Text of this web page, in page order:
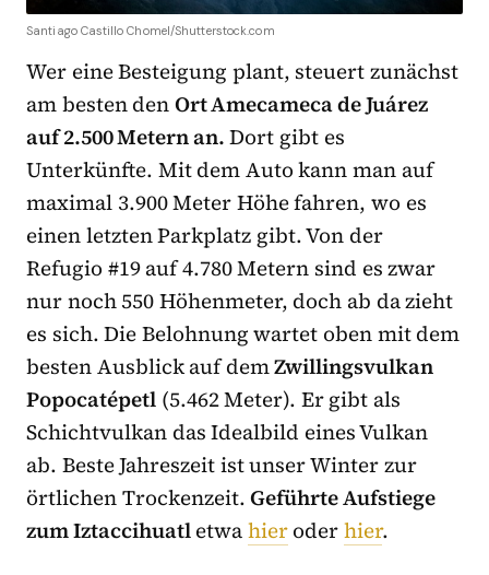
Santiago Castillo Chomel/Shutterstock.com
Wer eine Besteigung plant, steuert zunächst
am besten denOrt Amecameca de Juárez
auf 2.500 Metern an.Dort gibt es
Unterkünfte. Mit dem Auto kann man auf
maximal 3.900 Meter Höhe fahren, wo es
einen letzten Parkplatz gibt. Von der
Refugio #19 auf 4.780 Metern sind es zwar
nur noch 550 Höhenmeter, doch ab da zieht
es sich. Die Belohnung wartet oben mit dem
besten Ausblick auf demZwillingsvulkan
Popocatépetl (5.462 Meter). Er gibt als
Schichtvulkan das Idealbild eines Vulkan
ab. Beste Jahreszeit ist unser Winter zur
örtlichen Trockenzeit.Geführte Aufstiege
zum Iztaccihuatletwahieroderhier.